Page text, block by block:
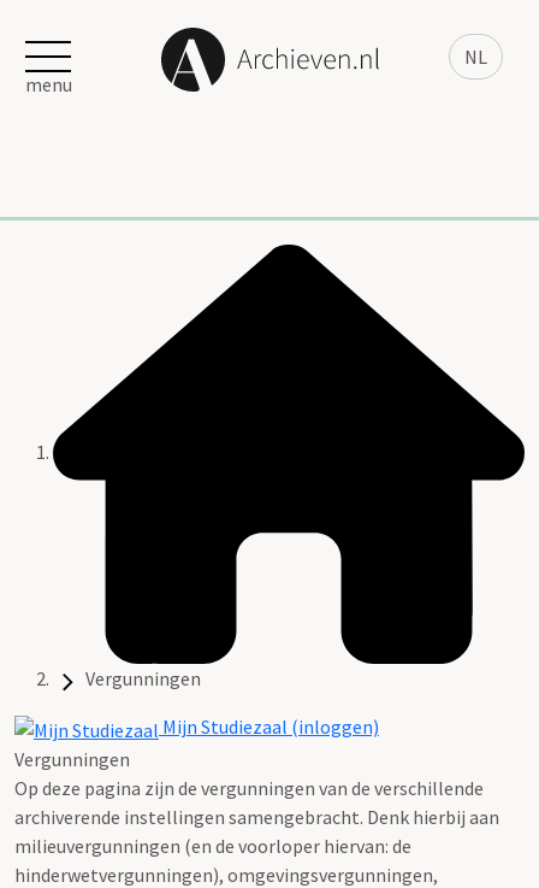
NL
menu
Vergunningen
Mijn Studiezaal (inloggen)
Vergunningen
Op deze pagina zijn de vergunningen van de verschillende
archiverende instellingen samengebracht. Denk hierbij aan
milieuvergunningen (en de voorloper hiervan: de
hinderwetvergunningen), omgevingsvergunningen,